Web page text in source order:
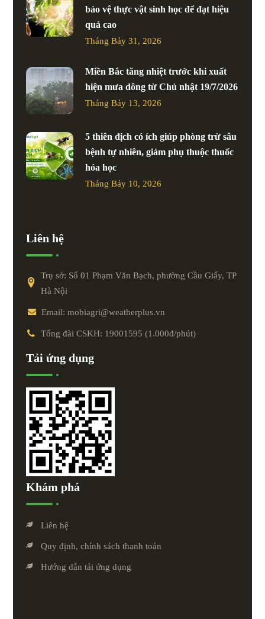
bảo vệ thực vật sinh học để đạt hiệu
quả cao
Tháng Bảy 31, 2026
Miền Bắc tăng nhiệt trước khi xuất
hiện mưa dông từ Chủ nhật 19/7/2026
Tháng Bảy 13, 2026
5 thiên địch có ích giúp phòng trừ sâu
bệnh tự nhiên, giảm phụ thuộc thuốc
hóa học
Tháng Bảy 10, 2026
Liên hệ
Trụ sở: Số 01 Phạm Văn Bạch, phường Cầu Giấy, TP
Hà Nội
Email: mobiagri@weatherplus.vn
Tổng đài CSKH: 19001595 (1.000đ/phút)
Tải ứng dụng
Khám phá
Liên hệ
Quy định, chính sách thanh toán
Hướng dẫn tải ứng dụng